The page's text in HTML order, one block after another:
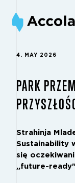
4. MAY 2026
PARK
Strahinja
Sustainability
się
„future-